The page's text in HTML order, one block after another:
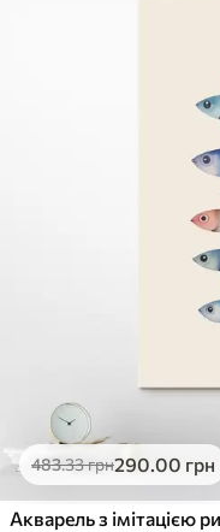
483.33грн290.00 грн